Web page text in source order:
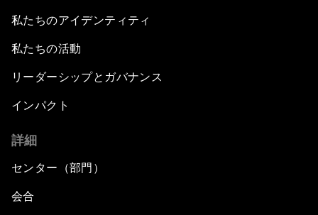
私たちのアイデンティティ
私たちの活動
リーダーシップとガバナンス
インパクト
詳細
センター（部門）
会合